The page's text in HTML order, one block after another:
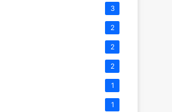
3
2
2
2
1
1